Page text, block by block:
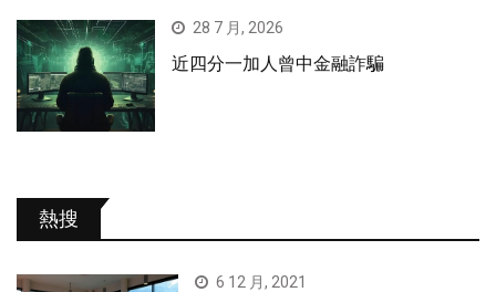
28 7 月, 2026
近四分一加人曾中金融詐騙
熱搜
6 12 月, 2021